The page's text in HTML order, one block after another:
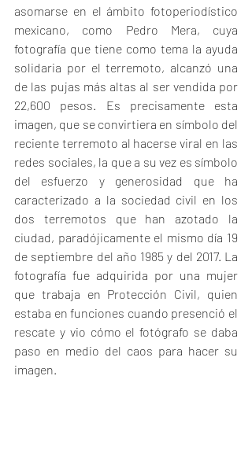
asomarse en el ámbito fotoperiodístico
mexicano, como Pedro Mera, cuya
fotografía que tiene como tema la ayuda
solidaria por el terremoto, alcanzó una
de las pujas más altas al ser vendida por
22,600 pesos. Es precisamente esta
imagen, que se convirtiera en símbolo del
reciente terremoto al hacerse viral en las
redes sociales, la que a su vez es símbolo
del esfuerzo y generosidad que ha
caracterizado a la sociedad civil en los
dos terremotos que han azotado la
ciudad, paradójicamente el mismo día 19
de septiembre del año 1985 y del 2017. La
fotografía fue adquirida por una mujer
que trabaja en Protección Civil, quien
estaba en funciones cuando presenció el
rescate y vio cómo el fotógrafo se daba
paso en medio del caos para hacer su
imagen.